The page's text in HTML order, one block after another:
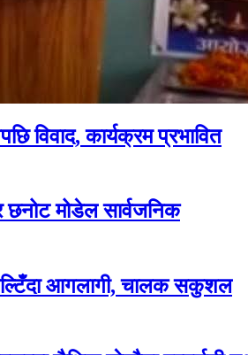
विवाद, कार्यक्रम प्रभावित
छनोट मोडेल सार्वजनिक
आगलागी, चालक सकुशल